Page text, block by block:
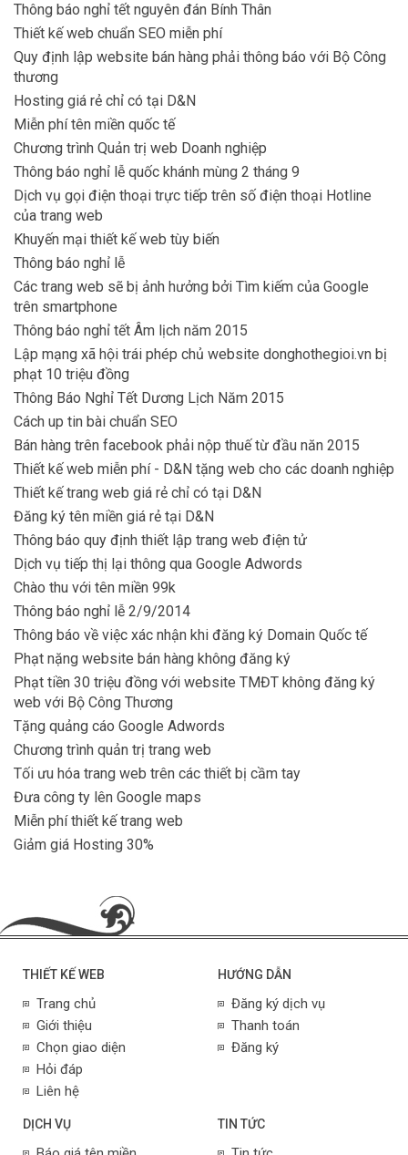
Thông báo nghỉ tết nguyên đán Bính Thân
Thiết kế web chuẩn SEO miễn phí
Quy định lập website bán hàng phải thông báo với Bộ Công
thương
Hosting giá rẻ chỉ có tại D&N
Miễn phí tên miền quốc tế
Chương trình Quản trị web Doanh nghiệp
Thông báo nghỉ lễ quốc khánh mùng 2 tháng 9
Dịch vụ gọi điện thoại trực tiếp trên số điện thoại Hotline
của trang web
Khuyến mại thiết kế web tùy biến
Thông báo nghỉ lễ
Các trang web sẽ bị ảnh hưởng bởi Tìm kiếm của Google
trên smartphone
Thông báo nghỉ tết Âm lịch năm 2015
Lập mạng xã hội trái phép chủ website donghothegioi.vn bị
phạt 10 triệu đồng
Thông Báo Nghỉ Tết Dương Lịch Năm 2015
Cách up tin bài chuẩn SEO
Bán hàng trên facebook phải nộp thuế từ đầu năn 2015
Thiết kế web miễn phí - D&N tặng web cho các doanh nghiệp
Thiết kế trang web giá rẻ chỉ có tại D&N
Đăng ký tên miền giá rẻ tại D&N
Thông báo quy định thiết lập trang web điện tử
Dịch vụ tiếp thị lại thông qua Google Adwords
Chào thu với tên miền 99k
Thông báo nghỉ lễ 2/9/2014
Thông báo về việc xác nhận khi đăng ký Domain Quốc tế
Phạt nặng website bán hàng không đăng ký
Phạt tiền 30 triệu đồng với website TMĐT không đăng ký
web với Bộ Công Thương
Tặng quảng cáo Google Adwords
Chương trình quản trị trang web
Tối ưu hóa trang web trên các thiết bị cầm tay
Đưa công ty lên Google maps
Miễn phí thiết kế trang web
Giảm giá Hosting 30%
THIẾT KẾ WEB
Trang chủ
Giới thiệu
Chọn giao diện
Hỏi đáp
Liên hệ
HƯỚNG DẪN
Đăng ký dịch vụ
Thanh toán
Đăng ký
DỊCH VỤ TIN TỨC